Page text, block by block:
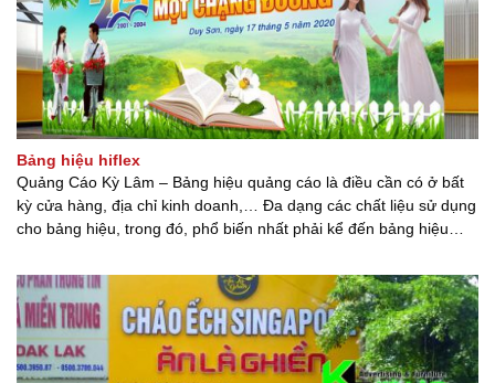
Bảng hiệu hiflex
Quảng Cáo Kỳ Lâm – Bảng hiệu quảng cáo là điều cần có ở bất
kỳ cửa hàng, địa chỉ kinh doanh,… Đa dạng các chất liệu sử dụng
cho bảng hiệu, trong đó, phổ biến nhất phải kể đến bảng hiệu